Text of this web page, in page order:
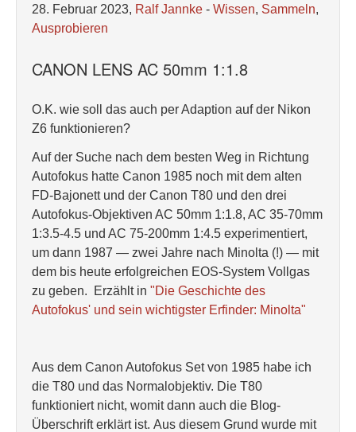
28. Februar 2023, Ralf Jannke - Wissen, Sammeln,
Ausprobieren
CANON LENS AC 50mm 1:1.8
O.K. wie soll das auch per Adaption auf der Nikon
Z6 funktionieren?
Auf der Suche nach dem besten Weg in Richtung
Autofokus hatte Canon 1985 noch mit dem alten
FD-Bajonett und der Canon T80 und den drei
Autofokus-Objektiven AC 50mm 1:1.8, AC 35-70mm
1:3.5-4.5 und AC 75-200mm 1:4.5 experimentiert,
um dann 1987 — zwei Jahre nach Minolta (!) — mit
dem bis heute erfolgreichen EOS-System Vollgas
zu geben. Erzählt in "Die Geschichte des
Autofokus' und sein wichtigster Erfinder: Minolta"
Aus dem Canon Autofokus Set von 1985 habe ich
die T80 und das Normalobjektiv. Die T80
funktioniert nicht, womit dann auch die Blog-
Überschrift erklärt ist. Aus diesem Grund wurde mit